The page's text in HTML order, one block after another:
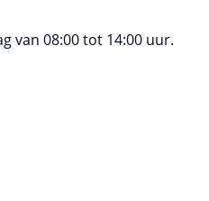
van 08:00 tot 14:00 uur.